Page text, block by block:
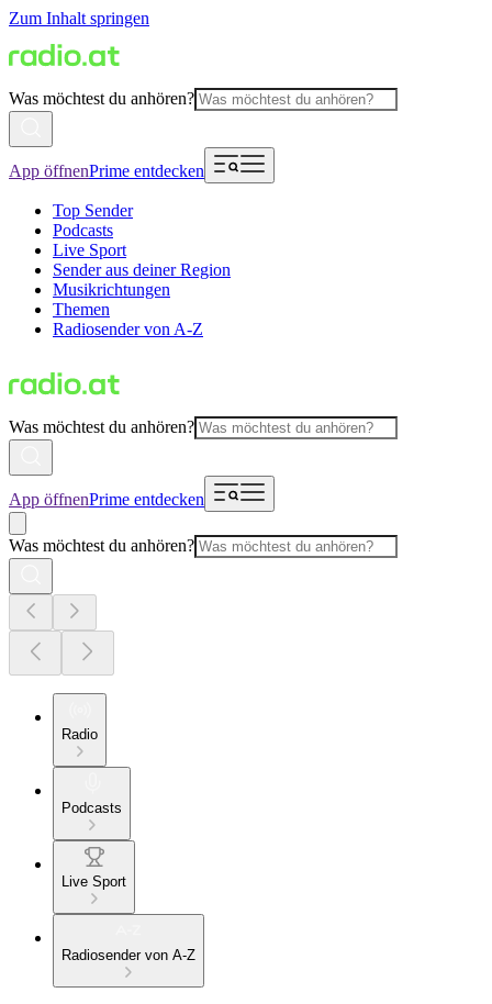
Zum Inhalt springen
Was möchtest du anhören?
App öffnenPrime entdecken
Top Sender
Podcasts
Live Sport
Sender aus deiner Region
Musikrichtungen
Themen
Radiosender von A-Z
Was möchtest du anhören?
App öffnenPrime entdecken
Was möchtest du anhören?
Radio
Podcasts
Live Sport
Radiosender von A-Z